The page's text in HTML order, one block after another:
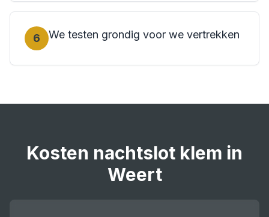
6 We testen grondig voor we vertrekken
Kosten nachtslot klem in
Weert